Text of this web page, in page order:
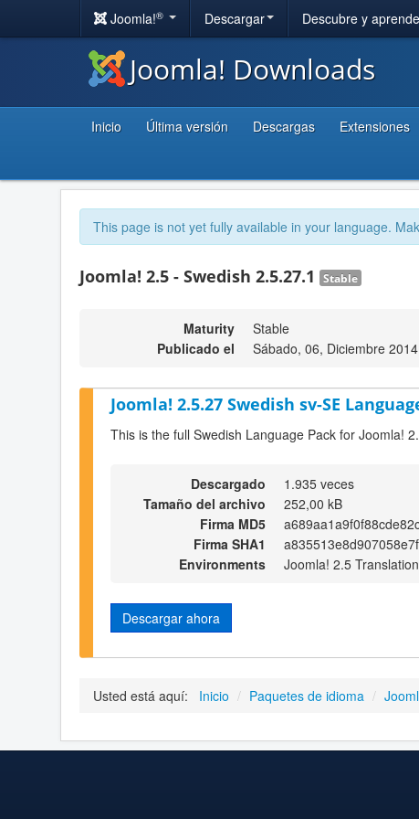
Joomla!® Descargar Descubre y aprende
Joomla! Downloads
Inicio Última versión Descargas Extensiones
This page is not yet fully available in your language.
Joomla! 2.5 - Swedish 2.5.27.1 Stable
Maturity
Stable
Publicado el
Sábado, 06, Diciembre
Joomla! 2.5.27 Swedish sv-SE
This is the full Swedish Language Pack for Joomla!
Descargado
1.935 veces
Tamaño del archivo
252,00 kB
Firma MD5
Firma SHA1
Environments
Joomla! 2.5
Descargar ahora
Usted está aquí: Inicio / Paquetes de idioma /